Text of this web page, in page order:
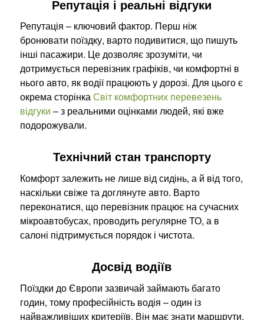
Репутація і реальні відгуки
Репутація – ключовий фактор. Перш ніж
бронювати поїздку, варто подивитися, що пишуть
інші пасажири. Це дозволяє зрозуміти, чи
дотримується перевізник графіків, чи комфортні в
нього авто, як водії працюють у дорозі. Для цього є
окрема сторінкаСвіт комфортних перевезень
відгуки – з реальними оцінками людей, які вже
подорожували.
Технічний стан транспорту
Комфорт залежить не лише від сидінь, а й від того,
наскільки свіже та доглянуте авто. Варто
переконатися, що перевізник працює на сучасних
мікроавтобусах, проводить регулярне ТО, а в
салоні підтримується порядок і чистота.
Досвід водіїв
Поїздки до Європи зазвичай займають багато
годин, тому професійність водія – один із
найважливіших критеріїв. Він має знати маршрути,